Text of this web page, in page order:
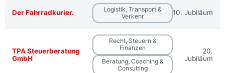
Der Fahrradkurier.
Logistik, Transport &
Verkehr
10. Jubiläum
TPA Steuerberatung
GmbH
Recht, Steuern &
Finanzen
Beratung, Coaching &
Consulting
20.
Jubiläum